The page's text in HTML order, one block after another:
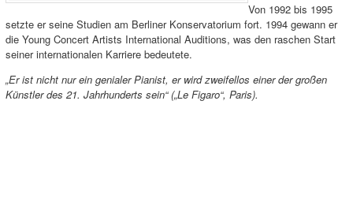
Von 1992 bis 1995
setzte er seine Studien am Berliner Konservatorium fort. 1994 gewann er
die Young Concert Artists International Auditions, was den raschen Start
seiner internationalen Karriere bedeutete.
„Er ist nicht nur ein genialer Pianist, er wird zweifellos einer der großen
Künstler des 21. Jahrhunderts sein“ („Le Figaro“, Paris).